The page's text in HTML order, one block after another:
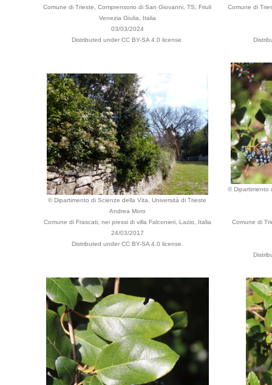
Comune di Trieste, Comprensorio di San Giovanni, TS, Friuli
Venezia Giulia, Italia
03/03/2024
Distributed under CC BY-SA 4.0 license.
Comune di
© Dipartimento di Scienze della Vita, Università di Trieste
Andrea Moro
Comune di Frascati, nei pressi di villa Falconieri, Lazio, Italia
24/03/2017
Distributed under CC BY-SA 4.0 license.
© Dipartimento
Comune di